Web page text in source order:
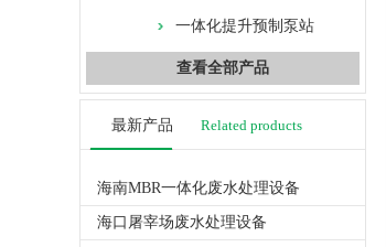
一体化提升预制泵站
查看全部产品
最新产品 Related products
海南MBR一体化废水处理设备
海口屠宰场废水处理设备